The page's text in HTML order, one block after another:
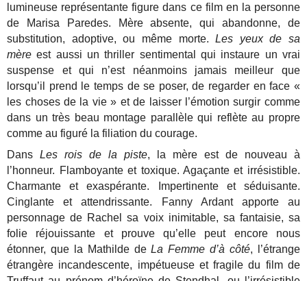
lumineuse représentante figure dans ce film en la personne
de Marisa Paredes. Mère absente, qui abandonne, de
substitution, adoptive, ou même morte.Les yeux de sa
mère est aussi un thriller sentimental qui instaure un vrai
suspense et qui n’est néanmoins jamais meilleur que
lorsqu’il prend le temps de se poser, de regarder en face «
les choses de la vie » et de laisser l’émotion surgir comme
dans un très beau montage parallèle qui reflète au propre
comme au figuré la filiation du courage.
DansLes rois de la piste, la mère est de nouveau à
l’honneur. Flamboyante et toxique. Agaçante et irrésistible.
Charmante et exaspérante. Impertinente et séduisante.
Cinglante et attendrissante. Fanny Ardant apporte au
personnage de Rachel sa voix inimitable, sa fantaisie, sa
folie réjouissante et prouve qu’elle peut encore nous
étonner, que la Mathilde deLa Femme d’à côté, l’étrange
étrangère incandescente, impétueuse et fragile du film de